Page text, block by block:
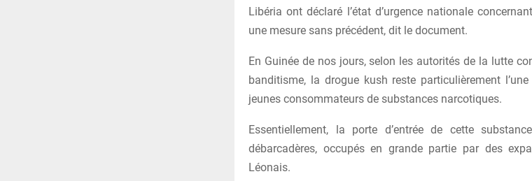
Libéria ont déclaré l’état d’urgence nationale
une mesure sans précédent, dit le document.
En Guinée de nos jours, selon les autorités de la lutte
banditisme, la drogue kush reste particulièrement
jeunes consommateurs de substances narcotiques.
Essentiellement, la porte d’entrée de cette
débarcadères, occupés en grande partie par des
Léonais.